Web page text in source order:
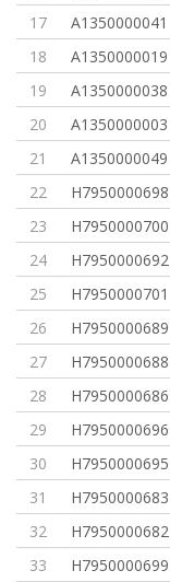
17
A1350000041
18
A1350000019
19
A1350000038
20
A1350000003
21
A1350000049
22
H7950000698
23
H7950000700
24
H7950000692
25
H7950000701
26
H7950000689
27
H7950000688
28
H7950000686
29
H7950000696
30
H7950000695
31
H7950000683
32
H7950000682
33
H7950000699